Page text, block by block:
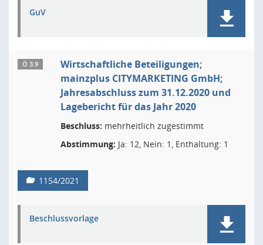
GuV
Ö 3.9
Wirtschaftliche Beteiligungen;
mainzplus CITYMARKETING GmbH;
Jahresabschluss zum 31.12.2020 und
Lagebericht für das Jahr 2020
Beschluss: mehrheitlich zugestimmt
Abstimmung: Ja: 12, Nein: 1, Enthaltung: 1
1154/2021
Beschlussvorlage